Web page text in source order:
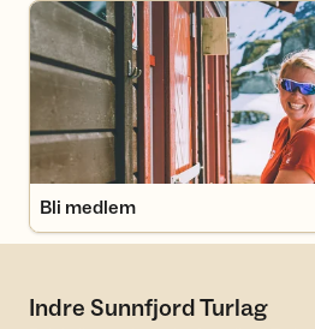
Bli medlem
Bli medlem
Indre Sunnfjord Turlag